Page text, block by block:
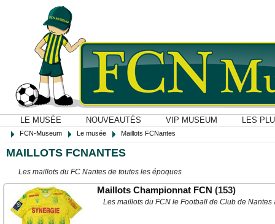
LE MUSÉE NOUVEAUTÉS VIP MUSEUM LES
FCN-Museum Le musée Maillots FCNantes
MAILLOTS FCNANTES
Les maillots du FC Nantes de toutes les époques
Maillots Championnat FCN (153)
Les maillots du FCN le Football de Club de